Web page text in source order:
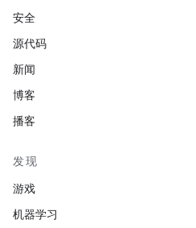
安全
源代码
新闻
博客
播客
发现
游戏
机器学习